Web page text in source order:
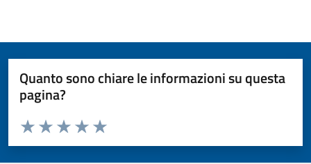
Quanto sono chiare le informazioni su questa
pagina?
Valuta da 1 a 5 stelle la pagina
Valuta 5 stelle su 5
Valuta 4 stelle su 5
Valuta 3 stelle su 5
Valuta 2 stelle su 5
Valuta 1 stelle su 5